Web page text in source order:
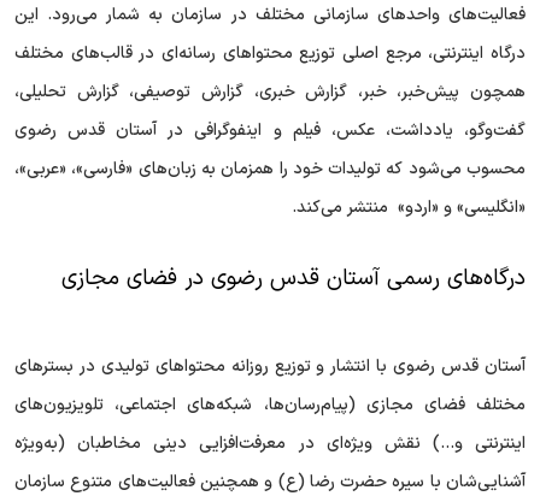
فعالیت‌های واحد‌های سازمانی مختلف در سازمان به شمار می‌رود. این
درگاه اینترنتی، مرجع اصلی توزیع محتوا‌های رسانه‌ای در قالب‌های مختلف
همچون پیش‌خبر، خبر، گزارش‌ خبری، گزارش‌ توصیفی، گزارش تحلیلی،
گفت‌و‌گو، یادداشت، عکس، فیلم و اینفوگرافی در آستان قدس رضوی
محسوب می‌شود که تولیدات خود را همزمان به زبان‌های «فارسی»، «عربی»،
«انگلیسی» و «اردو» منتشر می‌کند.
درگاه‌های رسمی آستان قدس رضوی در فضای مجازی
آستان قدس رضوی با انتشار و توزیع روزانه محتوا‌های تولیدی در بستر‌های
مختلف فضای مجازی (پیام‌رسان‌ها، شبکه‌های اجتماعی، تلویزیون‌های
اینترنتی و...) نقش ویژه‌ای در معرفت‌افزایی دینی مخاطبان (به‌ویژه
آشنایی‌شان با سیره حضرت رضا (ع) و همچنین فعالیت‌های متنوع سازمان